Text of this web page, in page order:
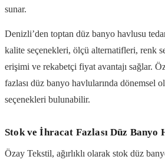
sunar.
Denizli’den toptan düz banyo havlusu
kalite seçenekleri, ölçü alternatifleri, renk
erişimi ve rekabetçi fiyat avantajı sağlar.
fazlası düz banyo havlularında dönemsel
seçenekleri bulunabilir.
Stok ve İhracat Fazlası Düz Banyo
Özay Tekstil, ağırlıklı olarak stok düz